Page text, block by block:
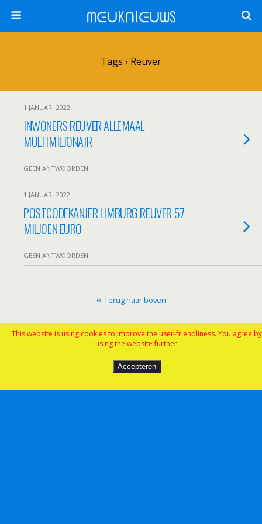
ᗰᕮᑌKᑎIᕮᑌᗯS
Tags › Reuver
1 JANUARI 2022
INWONERS REUVER ALLEMAAL
MULTIMILJONAIR
GEEN ANTWOORDEN
1 JANUARI 2022
POSTCODEKANJER LIMBURG REUVER 57
MILJOEN EURO
GEEN ANTWOORDEN
Terug naar boven
Mobiel Desktop
This website is using cookies to improve the user-friendliness. You agree by
using the website further.
Accepteren